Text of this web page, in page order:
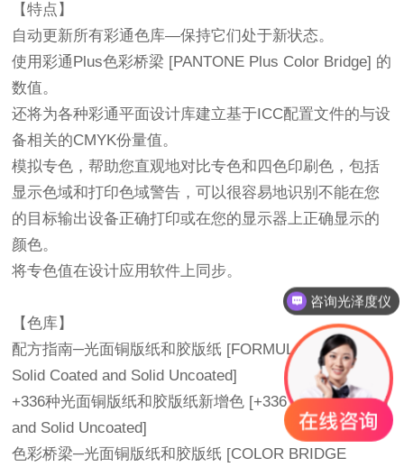
【特点】
自动更新所有彩通色库—保持它们处于新状态。
使用彩通Plus色彩桥梁 [PANTONE Plus Color Bridge] 的
数值。
还将为各种彩通平面设计库建立基于ICC配置文件的与设
备相关的CMYK份量值。
模拟专色，帮助您直观地对比专色和四色印刷色，包括
显示色域和打印色域警告，可以很容易地识别不能在您
的目标输出设备正确打印或在您的显示器上正确显示的
颜色。
将专色值在设计应用软件上同步。
【色库】
配方指南─光面铜版纸和胶版纸 [FORMULA GUIDE
Solid Coated and Solid Uncoated]
+336种光面铜版纸和胶版纸新增色 [+336 Colors Coated
and Solid Uncoated]
色彩桥梁─光面铜版纸和胶版纸 [COLOR BRIDGE
咨询光泽度仪